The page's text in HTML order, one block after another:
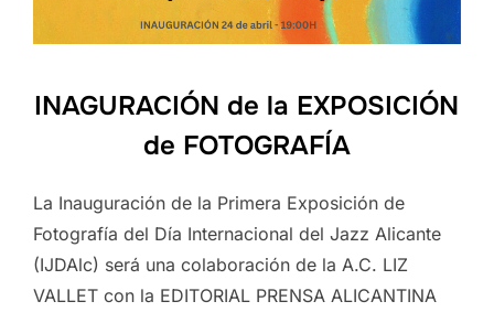
INAGURACIÓN de la EXPOSICIÓN
de FOTOGRAFÍA
La Inauguración de la Primera Exposición de
Fotografía del Día Internacional del Jazz Alicante
(IJDAlc) será una colaboración de la A.C. LIZ
VALLET con la EDITORIAL PRENSA ALICANTINA